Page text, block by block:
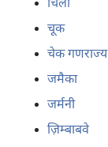
चिली
चूक
चेक गणराज्य
जमैका
जर्मनी
ज़िम्बाबवे